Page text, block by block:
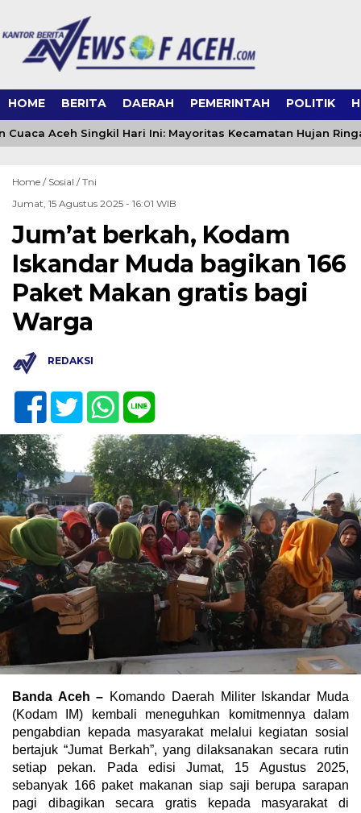
HOME BERITA DAERAH PEMERINTAH POLITIK
Aceh Singkil Hari Ini: Mayoritas Kecamatan Hujan
Home / Sosial /Tni
Jumat, 15 Agustus 2025 - 16:01 WIB
Jum’at berkah, Kodam
Iskandar Muda bagikan 166
Paket Makan gratis bagi
Warga
REDAKSI
Banda Aceh – Komando Daerah Militer Iskandar Muda
(Kodam IM) kembali meneguhkan komitmennya dalam
pengabdian kepada masyarakat melalui kegiatan sosial
bertajuk “Jumat Berkah”, yang dilaksanakan secara rutin
setiap pekan. Pada edisi Jumat, 15 Agustus 2025,
sebanyak 166 paket makanan siap saji berupa sarapan
pagi dibagikan secara gratis kepada masyarakat di